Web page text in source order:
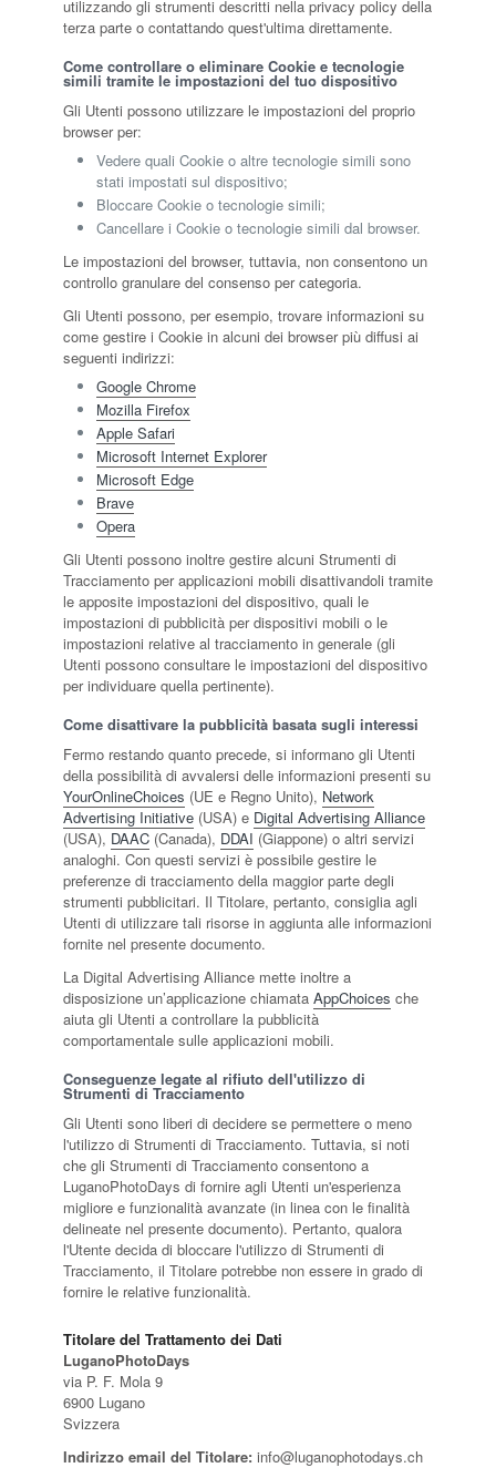
utilizzando gli strumenti descritti nella privacy policy della
terza parte o contattando quest'ultima direttamente.
Come controllare o eliminare Cookie e tecnologie
simili tramite le impostazioni del tuo dispositivo
Gli Utenti possono utilizzare le impostazioni del proprio
browser per:
Vedere quali Cookie o altre tecnologie simili sono
stati impostati sul dispositivo;
Bloccare Cookie o tecnologie simili;
Cancellare i Cookie o tecnologie simili dal browser.
Le impostazioni del browser, tuttavia, non consentono un
controllo granulare del consenso per categoria.
Gli Utenti possono, per esempio, trovare informazioni su
come gestire i Cookie in alcuni dei browser più diffusi ai
seguenti indirizzi:
Google Chrome
Mozilla Firefox
Apple Safari
Microsoft Internet Explorer
Microsoft Edge
Brave
Opera
Gli Utenti possono inoltre gestire alcuni Strumenti di
Tracciamento per applicazioni mobili disattivandoli tramite
le apposite impostazioni del dispositivo, quali le
impostazioni di pubblicità per dispositivi mobili o le
impostazioni relative al tracciamento in generale (gli
Utenti possono consultare le impostazioni del dispositivo
per individuare quella pertinente).
Come disattivare la pubblicità basata sugli interessi
Fermo restando quanto precede, si informano gli Utenti
della possibilità di avvalersi delle informazioni presenti su
YourOnlineChoices (UE e Regno Unito), Network
Advertising Initiative(USA) e Digital Advertising Alliance
(USA), DAAC(Canada), DDAI (Giappone) o altri servizi
analoghi. Con questi servizi è possibile gestire le
preferenze di tracciamento della maggior parte degli
strumenti pubblicitari. Il Titolare, pertanto, consiglia agli
Utenti di utilizzare tali risorse in aggiunta alle informazioni
fornite nel presente documento.
La Digital Advertising Alliance mette inoltre a
disposizione un’applicazione chiamata AppChoices che
aiuta gli Utenti a controllare la pubblicità
comportamentale sulle applicazioni mobili.
Conseguenze legate al rifiuto dell'utilizzo di
Strumenti di Tracciamento
Gli Utenti sono liberi di decidere se permettere o meno
l'utilizzo di Strumenti di Tracciamento. Tuttavia, si noti
che gli Strumenti di Tracciamento consentono a
LuganoPhotoDays di fornire agli Utenti un'esperienza
migliore e funzionalità avanzate (in linea con le finalità
delineate nel presente documento). Pertanto, qualora
l'Utente decida di bloccare l'utilizzo di Strumenti di
Tracciamento, il Titolare potrebbe non essere in grado di
fornire le relative funzionalità.
Titolare del Trattamento dei Dati
LuganoPhotoDays
via P. F. Mola 9
6900 Lugano
Svizzera
Indirizzo email del Titolare: info@luganophotodays.ch